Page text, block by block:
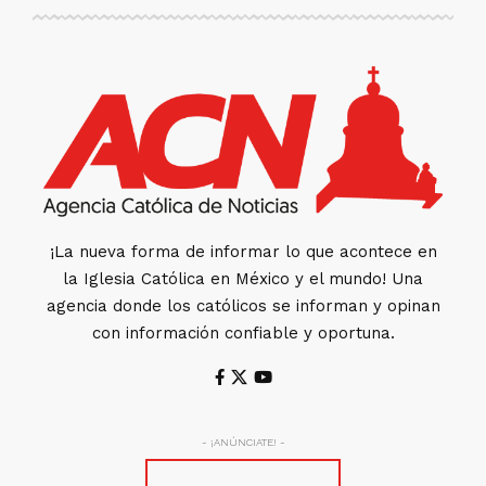
¡La nueva forma de informar lo que acontece en
la Iglesia Católica en México y el mundo! Una
agencia donde los católicos se informan y opinan
con información confiable y oportuna.
- ¡ANÚNCIATE! -